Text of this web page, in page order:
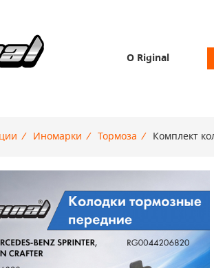
О Riginal
/ Иномарки / Тормоза / Комплект